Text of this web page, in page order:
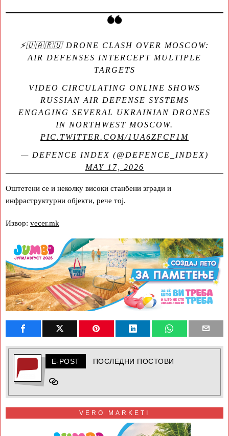
⚡🇺🇦🇷🇺 DRONE CLASH OVER MOSCOW:
AIR DEFENSES INTERCEPT MULTIPLE
TARGETS
VIDEO CIRCULATING ONLINE SHOWS
RUSSIAN AIR DEFENSE SYSTEMS
ENGAGING SEVERAL UKRAINIAN DRONES
IN NORTHWEST MOSCOW.
PIC.TWITTER.COM/1UA6ZFCF1M
— DEFENCE INDEX (@DEFENCE_INDEX)
MAY 17, 2026
Оштетени се и неколку високи станбени згради и
инфраструктурни објекти, рече тој.
Извор: vecer.mk
E-POST ПОСЛЕДНИ ПОСТОВИ
VERO MARKETI